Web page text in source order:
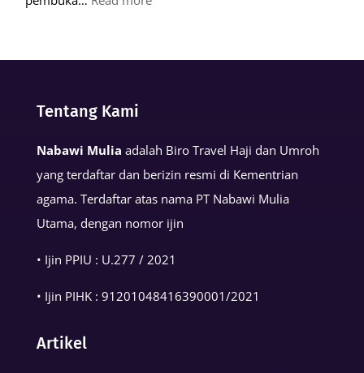
Muslim
Tentang Kami
Nabawi Mulia adalah Biro Travel Haji dan Umroh
yang terdaftar dan berizin resmi di Kementrian
agama. Terdaftar atas nama PT Nabawi Mulia
Utama, dengan nomor ijin
• Ijin PPIU : U.277 / 2021
• Ijin PIHK : 91201048416390001/2021
Artikel